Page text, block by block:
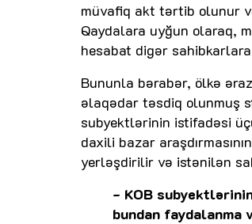
müvafiq akt tərtib olunur
Qaydalara uyğun olaraq,
hesabat digər
Bununla bərabər, ölkə
əlaqədar təsdiq olunmuş
subyektlərinin istifadəsi
daxili bazar
yerləşdirilir və istənilən
- KOB
bundan